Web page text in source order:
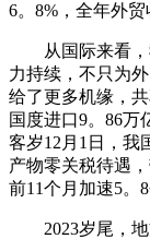
6。8%，全年外贸
从国际来看，
力持续，不只为
给了更多机缘，
国度进口9。86万
客岁12月1日，我
产物零关税待遇
前11个月加速5。8
2023岁尾，地